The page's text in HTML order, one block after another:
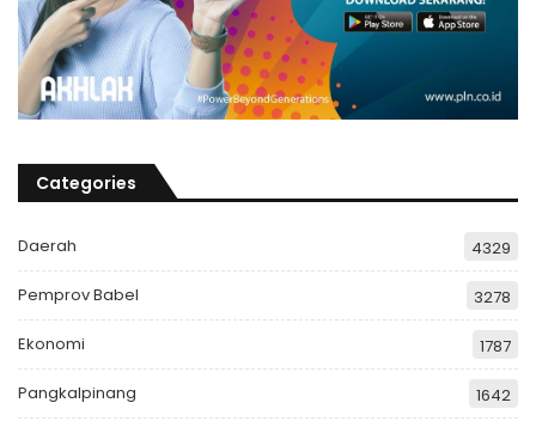
Categories
Daerah 4329
Pemprov Babel 3278
Ekonomi 1787
Pangkalpinang 1642